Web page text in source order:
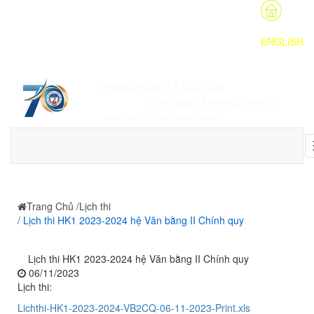
ENGLISH
Trang Chủ /Lịch thi
/ Lịch thi HK1 2023-2024 hệ Văn bằng II Chính quy
Lịch thi HK1 2023-2024 hệ Văn bằng II Chính quy
06/11/2023
Lịch thi:
Lichthi-HK1-2023-2024-VB2CQ-06-11-2023-Print.xls